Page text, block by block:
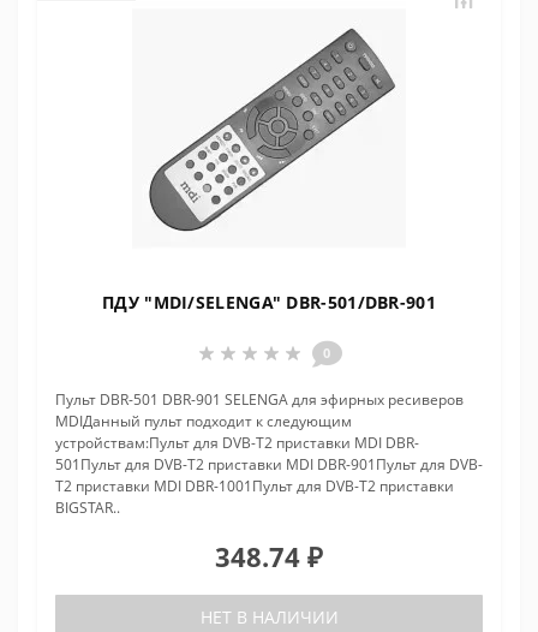
ПДУ "MDI/SELENGA" DBR-501/DBR-901
0
Пульт DBR-501 DBR-901 SELENGA для эфирных ресиверов
MDIДанный пульт подходит к следующим
устройствам:Пульт для DVB-T2 приставки MDI DBR-
501Пульт для DVB-T2 приставки MDI DBR-901Пульт для DVB-
T2 приставки MDI DBR-1001Пульт для DVB-T2 приставки
BIGSTAR..
348.74 ₽
НЕТ В НАЛИЧИИ